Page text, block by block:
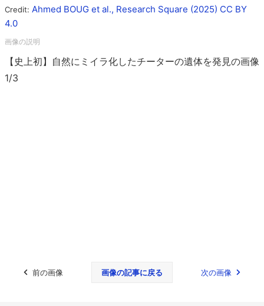
Credit: Ahmed BOUG et al., Research Square (2025) CC BY
4.0
【史上初】自然にミイラ化したチーターの遺体を発見の画像
1/3
前の画像 画像の記事に戻る 次の画像